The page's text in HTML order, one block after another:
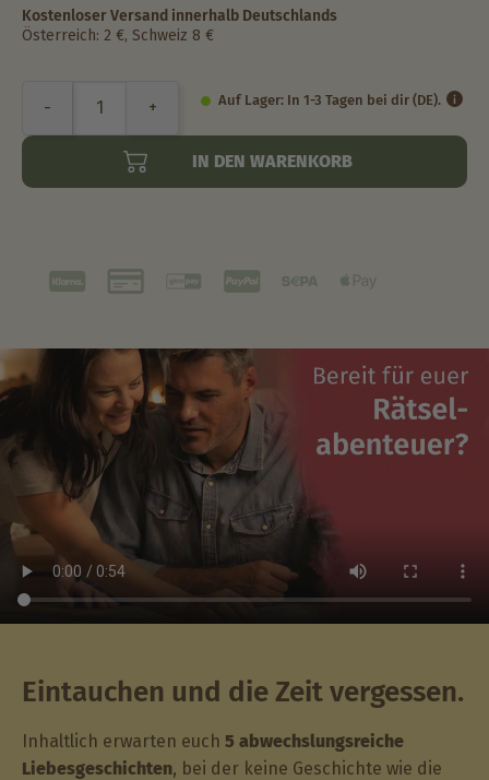
Kostenloser Versand innerhalb Deutschlands
Österreich: 2 €, Schweiz 8 €
IN DEN WARENKORB
Auf Lager: In 1-3 Tagen bei dir (DE).
Eintauchen und die Zeit vergessen.
Inhaltlich erwarten euch 5 abwechslungsreiche
Liebesgeschichten, bei der keine Geschichte wie die